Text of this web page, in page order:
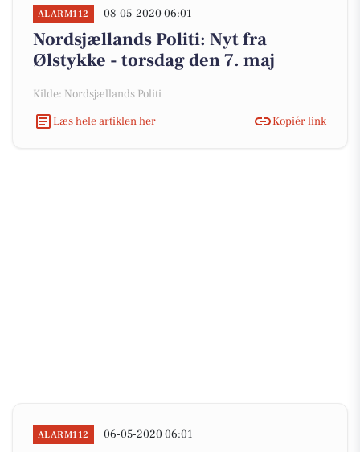
ALARM112 08-05-2020 06:01
Nordsjællands Politi: Nyt fra
Ølstykke - torsdag den 7. maj
Kilde: Nordsjællands Politi
Læs hele artiklen her
Kopiér link
ALARM112 06-05-2020 06:01